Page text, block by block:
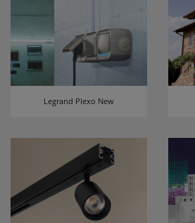
Legrand Plexo New